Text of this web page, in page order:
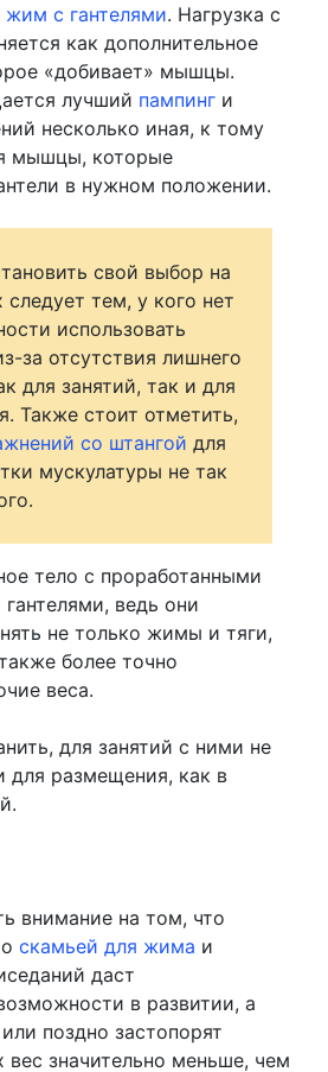
жим с гантелями. Нагрузка с
как дополнительное
«добивает» мышцы.
лучший пампинг и
несколько иная, к тому
мышцы, которые
в нужном положении.
свой выбор на
следует тем, у кого нет
использовать
за отсутствия лишнего
для занятий, так и для
Также стоит отметить,
со штангой для
мускулатуры не так
тело с проработанными
ведь они
не только жимы и тяги,
более точно
веса.
для занятий с ними не
для размещения, как в
внимание на том, что
скамьей для жима и
даст
в развитии, а
поздно застопорят
вес значительно меньше, чем